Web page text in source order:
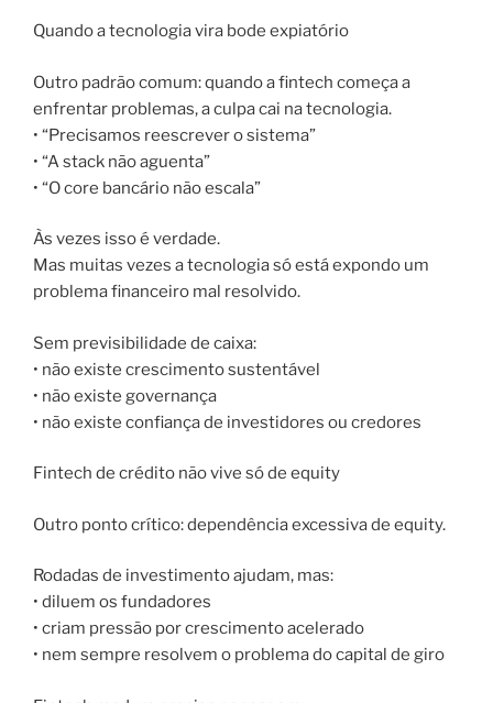
Quando a tecnologia vira bode expiatório
Outro padrão comum: quando a fintech começa a
enfrentar problemas, a culpa cai na tecnologia.
• “Precisamos reescrever o sistema”
• “A stack não aguenta”
• “O core bancário não escala”
Às vezes isso é verdade.
Mas muitas vezes a tecnologia só está expondo um
problema financeiro mal resolvido.
Sem previsibilidade de caixa:
• não existe crescimento sustentável
• não existe governança
• não existe confiança de investidores ou credores
Fintech de crédito não vive só de equity
Outro ponto crítico: dependência excessiva de equity.
Rodadas de investimento ajudam, mas:
• diluem os fundadores
• criam pressão por crescimento acelerado
• nem sempre resolvem o problema do capital de giro